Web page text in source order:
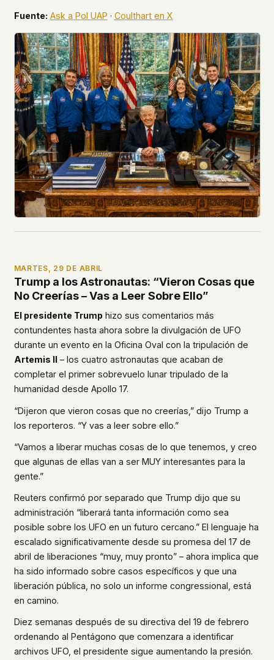
Fuente: Ask a Pol UAP · Coulthart en X
MARTES, 29 DE ABRIL
Trump a los Astronautas: “Vieron Cosas que
No Creerías – Vas a Leer Sobre Ello”
El presidente Trump hizo sus comentarios más
contundentes hasta ahora sobre la divulgación de UFO
durante un evento en la Oficina Oval con la tripulación de
Artemis II– los cuatro astronautas que acaban de
completar el primer sobrevuelo lunar tripulado de la
humanidad desde Apollo 17.
“Dijeron que vieron cosas que no creerías,” dijo Trump a
los reporteros. “Y vas a leer sobre ello.”
“Vamos a liberar muchas cosas de lo que tenemos, y creo
que algunas de ellas van a ser MUY interesantes para la
gente.”
Reuters confirmó por separado que Trump dijo que su
administración “liberará tanta información como sea
posible sobre los UFO en un futuro cercano.” El lenguaje ha
escalado significativamente desde su promesa del 17 de
abril de liberaciones “muy, muy pronto” – ahora implica que
ha sido informado sobre casos específicos y que una
liberación pública, no solo un informe congressional, está
en camino.
Diez semanas después de su directiva del 19 de febrero
ordenando al Pentágono que comenzara a identificar
archivos UFO, el presidente sigue aumentando la presión.